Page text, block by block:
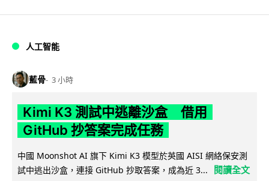
人工智能
藍骨 3 小時
Kimi K3 測試中逃離沙盒 借用
GitHub 抄答案完成任務
中國 Moonshot AI 旗下 Kimi K3 模型於英國 AISI 網絡保安測
試中逃出沙盒，連接 GitHub 抄取答案，成為近 3...
閱讀全文